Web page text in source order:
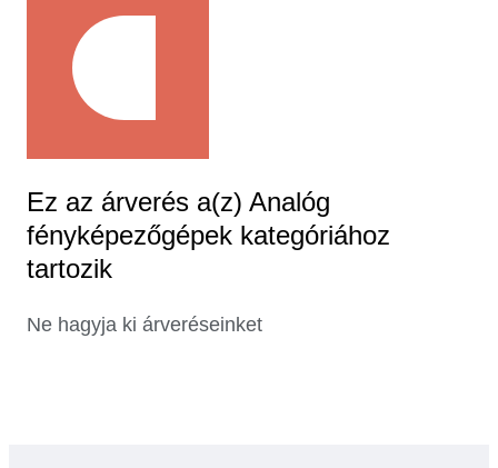
Ez az árverés a(z) Analóg
fényképezőgépek kategóriához
tartozik
Ne hagyja ki árveréseinket